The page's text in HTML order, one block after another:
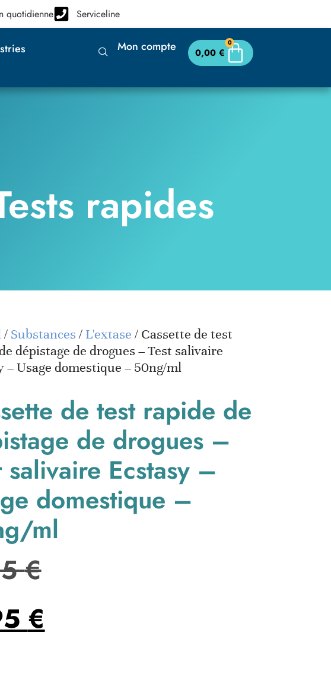
quotidienne Serviceline
Mon compte 0,00€
0
rapides
/ Substances / L'extase / Cassette de test
dépistage de drogues – Test salivaire
– Usage domestique – 50ng/ml
de test rapide de
de drogues –
salivaire Ecstasy –
domestique –
ml
€
€